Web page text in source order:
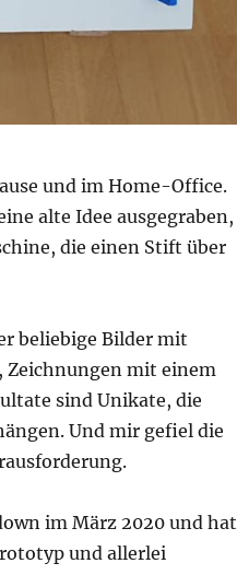
und im Home-Office.
alte Idee ausgegraben,
die einen Stift über
beliebige Bilder mit
Zeichnungen mit einem
sind Unikate, die
Und mir gefiel die
im März 2020 und hat
und allerlei